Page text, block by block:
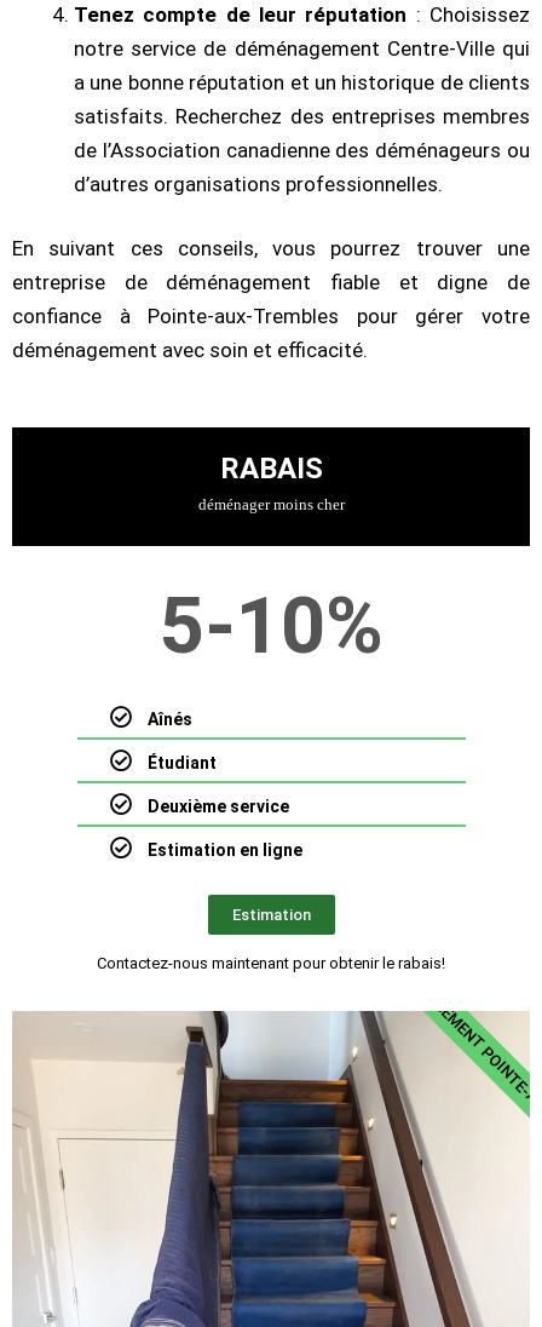
Tenez compte de leur réputation : Choisissez
notre service de déménagement Centre-Ville qui
a une bonne réputation et un historique de clients
satisfaits. Recherchez des entreprises membres
de l’Association canadienne des déménageurs ou
d’autres organisations professionnelles.
En suivant ces conseils, vous pourrez trouver une
entreprise de déménagement fiable et digne de
confiance à Pointe-aux-Trembles pour gérer votre
déménagement avec soin et efficacité.
RABAIS
déménager moins cher
5-10%
Aînés
Étudiant
Deuxième service
Estimation en ligne
Estimation
Contactez-nous maintenant pour obtenir le rabais!
PRIX DÉMÉNAGEMENT